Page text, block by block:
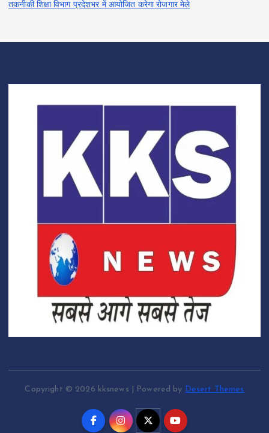
तकनीकी शिक्षा विभाग प्रदेशभर में आयोजित करेगा रोजगार मेले
Copyright © 2026 kksnews | Powered by Desert Themes